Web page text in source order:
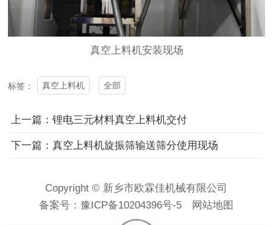
真空上料机安装现场
标签： 真空上料机 全部
上一篇：锂电三元材料真空上料机交付
下一篇：真空上料机旋振筛输送筛分使用现场
Copyright © 新乡市欧霖佳机械有限公司
备案号：豫ICP备10204396号-5 网站地图